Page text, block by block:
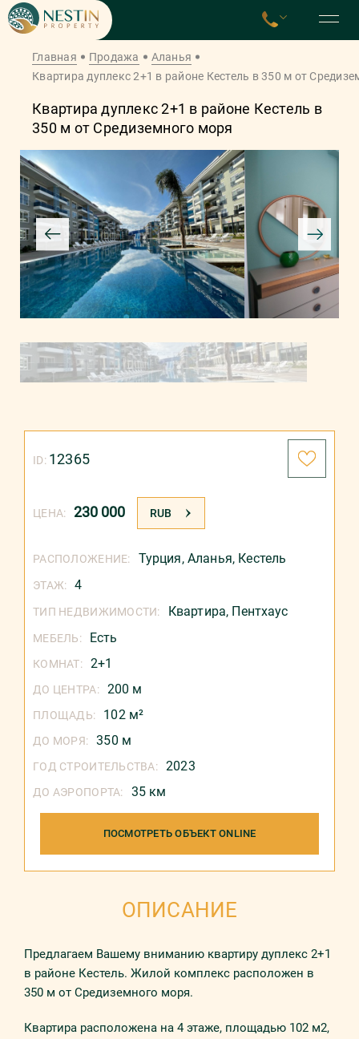
Главная Продажа
Аланья
Квартира дуплекс 2+1 в районе Кестель в 350 м от
Квартира дуплекс 2+1 в районе Кестель в
350 м от Средиземного моря
ЦЕНА: 230 000 RUB
ID: 12365
РАСПОЛОЖЕНИЕ: Турция, Аланья, Кестель
ЭТАЖ: 4
ТИП НЕДВИЖИМОСТИ: Квартира, Пентхаус
МЕБЕЛЬ: Есть
КОМНАТ: 2+1
ДО ЦЕНТРА: 200 м
ПЛОЩАДЬ: 102 м²
ДО МОРЯ: 350 м
ГОД СТРОИТЕЛЬСТВА: 2023
ДО АЭРОПОРТА: 35 км
ПОСМОТРЕТЬ ОБЪЕКТ ONLINE
ОПИСАНИЕ
Предлагаем Вашему вниманию квартиру дуплекс 2+1
в районе Кестель. Жилой комплекс расположен в
350 м от Средиземного моря.
Квартира расположена на 4 этаже, площадью 102 м2,